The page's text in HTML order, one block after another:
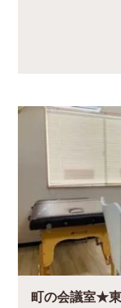
町の会議室★